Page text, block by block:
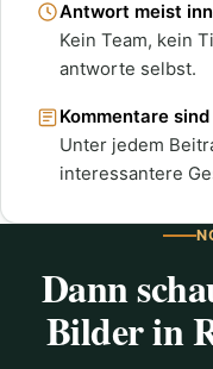
Antwort meist
Kein Team, kein
antworte selbst.
Kommentare
Unter jedem
interessantere
Dann
Bilder in